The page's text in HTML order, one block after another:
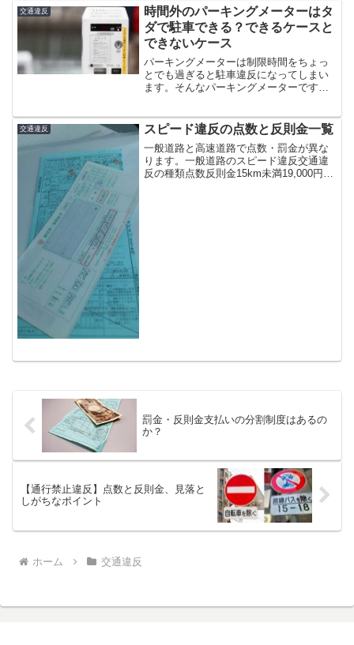
た場合はどうなるのでしょうか。ここに
抜け道があります。車...
交通違反
時間外のパーキングメーターはタ
ダで駐車できる？できるケースと
できないケース
パーキングメーターは制限時間をちょっ
とでも過ぎると駐車違反になってしまい
ます。そんなパーキングメーターです
とそうでない場合の違いは、駐車禁止の
標識があるか否かです。駐車...
交通違反 スピード違反の点数と反則金一覧
一般道路と高速道路で点数・罰金が異な
ります。一般道路のスピード違反交通違
反の種類点数反則金15km未満19,000円
罰金・反則金支払いの分割制度はあるの
か？
【通行禁止違反】点数と反則金、見落と
しがちなポイント
ホーム 交通違反